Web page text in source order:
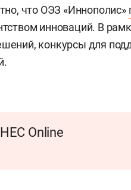
что ОЭЗ «Иннополис»
инноваций. В
конкурсы для
Online